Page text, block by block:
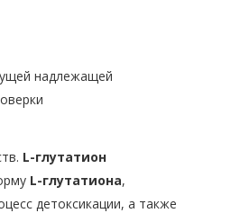
надлежащей
L-глутатион
L-глутатиона,
детоксикации, а также